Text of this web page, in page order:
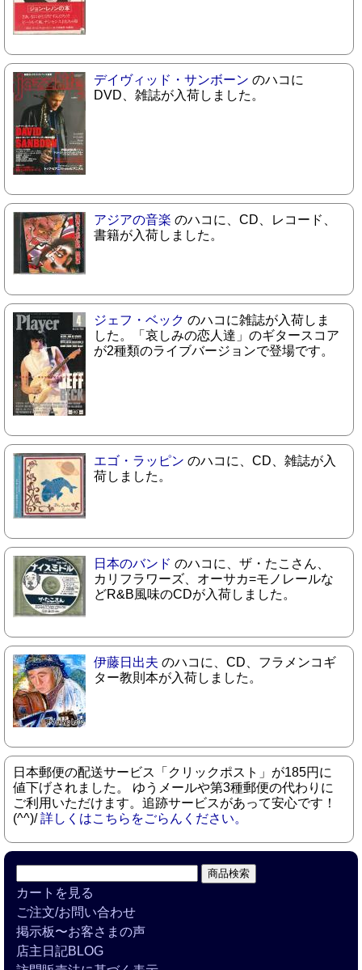
デイヴィッド・サンボーン のハコに
DVD、雑誌が入荷しました。
アジアの音楽 のハコに、CD、レコード、
書籍が入荷しました。
ジェフ・ベック のハコに雑誌が入荷しま
した。「哀しみの恋人達」のギタースコア
が2種類のライブバージョンで登場です。
エゴ・ラッピン のハコに、CD、雑誌が入
荷しました。
日本のバンド のハコに、ザ・たこさん、
カリフラワーズ、オーサカ=モノレールな
どR&B風味のCDが入荷しました。
伊藤日出夫 のハコに、CD、フラメンコギ
ター教則本が入荷しました。
日本郵便の配送サービス「クリックポスト」が185円に
値下げされました。 ゆうメールや第3種郵便の代わりに
ご利用いただけます。追跡サービスがあって安心です！
(^^)/詳しくはこちらをごらんください。
カートを見る
ご注文/お問い合わせ
掲示板〜お客さまの声
店主日記BLOG